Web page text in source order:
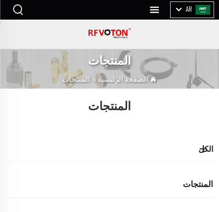
AR
المنتجات
الصفحة الرئيسية > المنتجات
المنتجات
الكل
المنتجات